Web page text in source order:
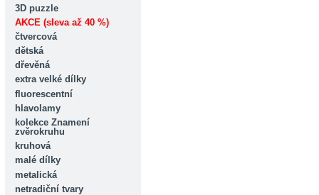
3D puzzle
AKCE (sleva až 40 %)
čtvercová
dětská
dřevěná
extra velké dílky
fluorescentní
hlavolamy
kolekce Znamení
zvěrokruhu
kruhová
malé dílky
metalická
netradiční tvary